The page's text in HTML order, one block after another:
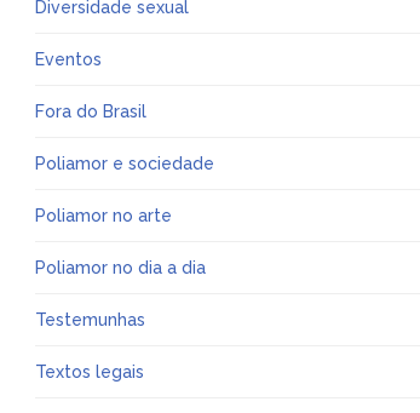
Diversidade sexual
Eventos
Fora do Brasil
Poliamor e sociedade
Poliamor no arte
Poliamor no dia a dia
Testemunhas
Textos legais